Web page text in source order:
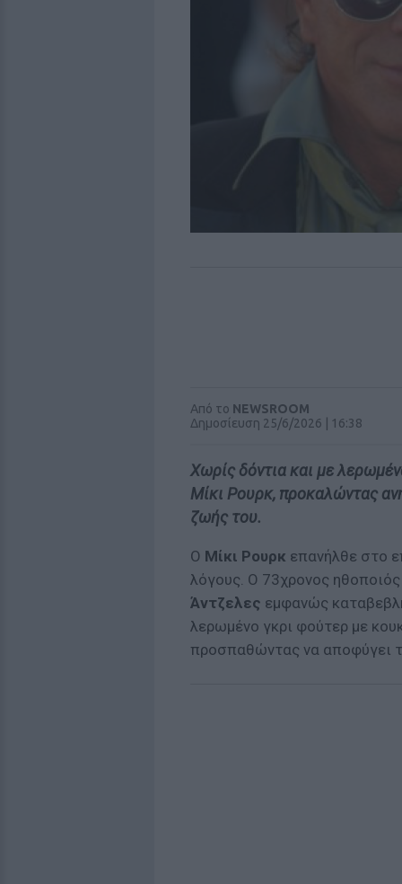
Από το NEWSROOM
Δημοσίευση 25/6/2026 | 16:38
Χωρίς δόντια και με
Μίκι Ρουρκ, προκαλώντας
ζωής του.
Ο Μίκι Ρουρκ επανήλθε στο
λόγους. Ο 73χρονος
Άντζελες εμφανώς
λερωμένο γκρι φούτερ με
προσπαθώντας να αποφύγει